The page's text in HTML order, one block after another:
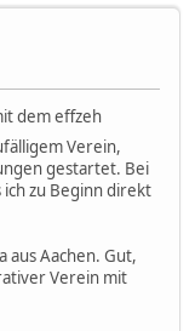
dem effzeh
Verein,
gestartet. Bei
zu Beginn direkt
aus Aachen. Gut,
Verein mit